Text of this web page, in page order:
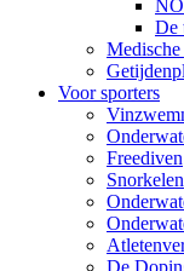
De
Voor sporters
Freediven
Snorkelen
De